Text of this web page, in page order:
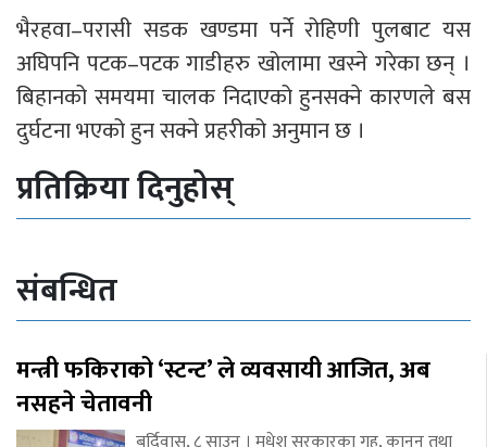
भैरहवा–परासी सडक खण्डमा पर्ने रोहिणी पुलबाट यस
अघिपनि पटक–पटक गाडीहरु खोलामा खस्ने गरेका छन् ।
बिहानको समयमा चालक निदाएको हुनसक्ने कारणले बस
दुर्घटना भएको हुन सक्ने प्रहरीको अनुमान छ ।
प्रतिक्रिया दिनुहोस्
संबन्धित
मन्त्री फकिराको ‘स्टन्ट’ ले व्यवसायी आजित, अब
नसहने चेतावनी